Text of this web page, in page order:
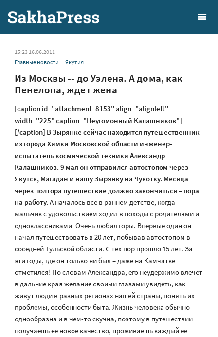
15:23 16.06.2011
Главные новости
Якутия
Из Москвы -- до Уэлена. А дома, как
Пенелопа, ждет жена
[caption id="attachment_8153" align="alignleft"
width="225" caption="Неугомонный Калашников"]
[/caption] В Зырянке сейчас находится путешественник
из города Химки Московской области инженер-
испытатель космической техники Александр
Калашников. 9 мая он отправился автостопом через
Якутск, Магадан и нашу Зырянку на Чукотку. Месяца
через полтора путешествие должно закончиться – пора
на работу. А началось все в раннем детстве, когда
мальчик с удовольствием ходил в походы с родителями и
одноклассниками. Очень любил горы. Впервые один он
начал путешествовать в 20 лет, побывав автостопом в
соседней Тульской области. С тех пор прошло 15 лет. За
эти годы, где он только ни был – даже на Камчатке
отметился! По словам Александра, его неудержимо влечет
в дальние края желание своими глазами увидеть, как
живут люди в разных регионах нашей страны, понять их
проблемы, особенности быта. Жизнь человека обычно
однообразна и в чем-то скучна, поэтому в путешествии
получаешь ее новое качество, проживаешь каждый ее